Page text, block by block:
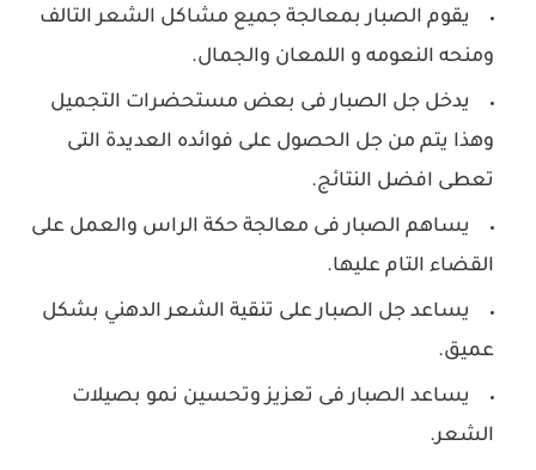
يقوم الصبار بمعالجة جميع مشاكل الشعر التالف
ومنحه النعومه و اللمعان والجمال.
يدخل جل الصبار فى بعض مستحضرات التجميل
وهذا يتم من جل الحصول على فوائده العديدة التى
تعطى افضل النتائج.
يساهم الصبار فى معالجة حكة الراس والعمل على
القضاء التام عليها.
يساعد جل الصبار على تنقية الشعر الدهني بشكل
عميق.
يساعد الصبار فى تعزيز وتحسين نمو بصيلات
الشعر.